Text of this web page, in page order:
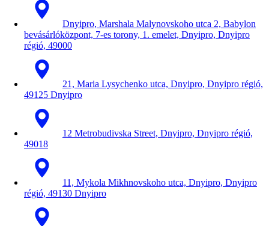
Dnyipro, Marshala Malynovskoho utca 2, Babylon
bevásárlóközpont, 7-es torony, 1. emelet, Dnyipro, Dnyipro
régió, 49000
21, Maria Lysychenko utca, Dnyipro, Dnyipro régió,
49125 Dnyipro
12 Metrobudivska Street, Dnyipro, Dnyipro régió,
49018
11, Mykola Mikhnovskoho utca, Dnyipro, Dnyipro
régió, 49130 Dnyipro